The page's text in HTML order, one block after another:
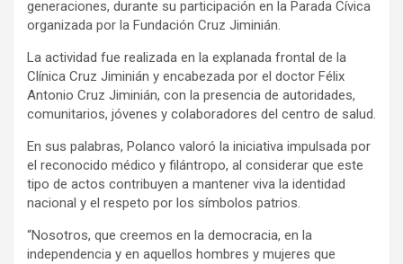
generaciones, durante su participación en la Parada Cívica
organizada por la Fundación Cruz Jiminián.
La actividad fue realizada en la explanada frontal de la
Clínica Cruz Jiminián y encabezada por el doctor Félix
Antonio Cruz Jiminián, con la presencia de autoridades,
comunitarios, jóvenes y colaboradores del centro de salud.
En sus palabras, Polanco valoró la iniciativa impulsada por
el reconocido médico y filántropo, al considerar que este
tipo de actos contribuyen a mantener viva la identidad
nacional y el respeto por los símbolos patrios.
“Nosotros, que creemos en la democracia, en la
independencia y en aquellos hombres y mujeres que